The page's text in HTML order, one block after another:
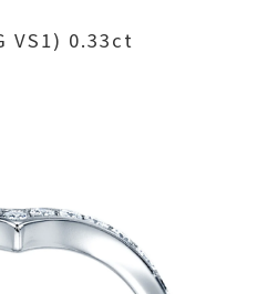
VS1) 0.33ct